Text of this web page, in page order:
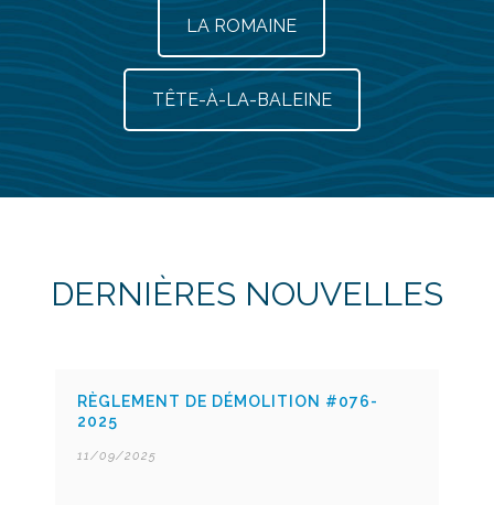
LA ROMAINE
TÊTE-À-LA-BALEINE
DERNIÈRES NOUVELLES
RÈGLEMENT DE DÉMOLITION #076-
2025
11/09/2025